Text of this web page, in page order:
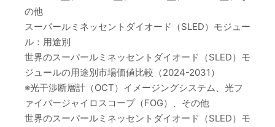
の他
スーパールミネッセントダイオード（SLED）モジュー
ル：用途別
世界のスーパールミネッセントダイオード（SLED）モ
ジュールの用途別市場価値比較（2024-2031）
※光干渉断層計（OCT）イメージングシステム、光フ
ァイバージャイロスコープ（FOG）、その他
世界のスーパールミネッセントダイオード（SLED）モ